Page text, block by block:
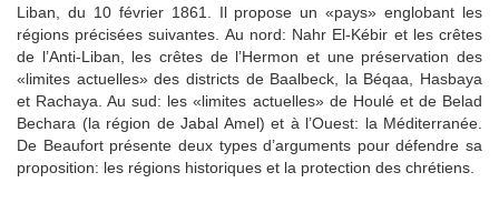
Liban, du 10 février 1861. Il propose un «pays» englobant les
régions précisées suivantes. Au nord: Nahr El-Kébir et les crêtes
de l’Anti-Liban, les crêtes de l’Hermon et une préservation des
«limites actuelles» des districts de Baalbeck, la Béqaa, Hasbaya
et Rachaya. Au sud: les «limites actuelles» de Houlé et de Belad
Bechara (la région de Jabal Amel) et à l’Ouest: la Méditerranée.
De Beaufort présente deux types d’arguments pour défendre sa
proposition: les régions historiques et la protection des chrétiens.